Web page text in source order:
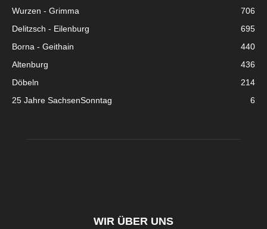
Wurzen - Grimma
706
Delitzsch - Eilenburg
695
Borna - Geithain
440
Altenburg
436
Döbeln
214
25 Jahre SachsenSonntag
6
WIR ÜBER UNS